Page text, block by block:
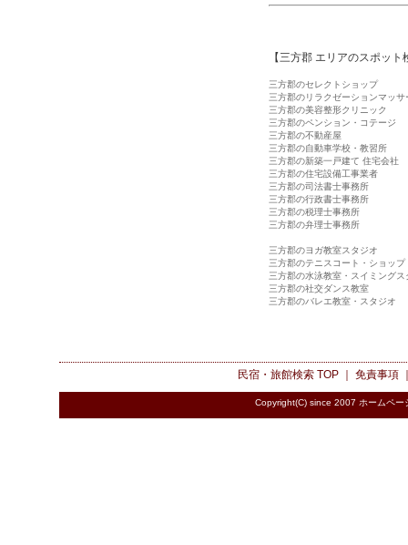
【三方郡 エリアのスポット
三方郡のセレクトショップ
三方郡のリラクゼーションマッサ
三方郡の美容整形クリニック
三方郡のペンション・コテージ
三方郡の不動産屋
三方郡の自動車学校・教習所
三方郡の新築一戸建て 住宅会社
三方郡の住宅設備工事業者
三方郡の司法書士事務所
三方郡の行政書士事務所
三方郡の税理士事務所
三方郡の弁理士事務所
三方郡のヨガ教室スタジオ
三方郡のテニスコート・ショップ
三方郡の水泳教室・スイミングス
三方郡の社交ダンス教室
三方郡のバレエ教室・スタジオ
民宿・旅館検索TOP ｜ 免責事項
Copyright(C) since 2007 ホームペー